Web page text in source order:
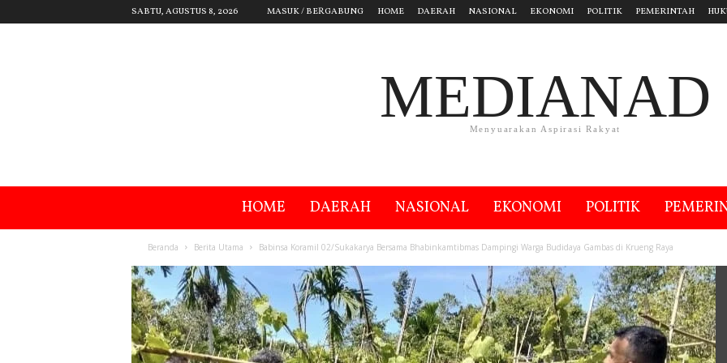
SABTU, AGUSTUS 8, 2026 MASUK / BERGABUNG HOME DAERAH NASIONAL EKONOMI POLITIK PEMERINTAH
MEDIANAD
Menyuarakan Aspirasi Rakyat
HOME DAERAH NASIONAL EKONOMI POLITIK
Beranda Berita Utama Babinsa Koramil 02/Sukakarya Bersama Bhabinkamtibmas Dampingi Warga Budidaya Gambas di Krueng Raya